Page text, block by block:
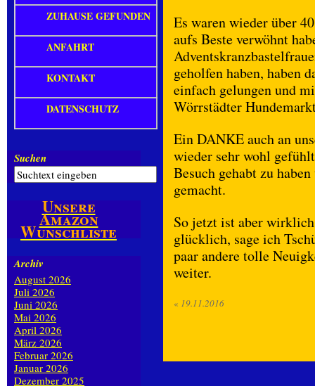
Es waren wieder über
aufs Beste verwöhnt
geholfen haben, haben
einfach gelungen und
Wörrstädter
Ein DANKE auch an
wieder sehr wohl
Besuch gehabt zu
gemacht.
So jetzt ist aber
glücklich, sage ich
paar andere tolle
weiter.
« 19.11.2016
ZUHAUSE GEFUNDEN
ANFAHRT
KONTAKT
DATENSCHUTZ
Suchen
Unsere
Amazon
Wunschliste
Archiv
August 2026
Juli 2026
Juni 2026
Mai 2026
April 2026
März 2026
Februar 2026
Januar 2026
Dezember 2025